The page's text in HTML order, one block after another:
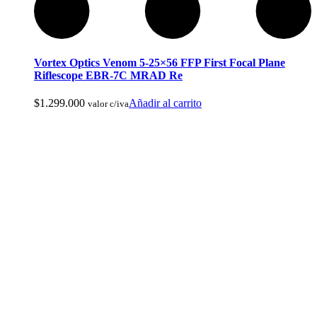
Compass Mirrored
Vortex Optics Venom 5-25×56 FFP First Focal Plane
Riflescope EBR-7C MRAD Re
$1.299.000 valor c/ivaAñadir al carrito